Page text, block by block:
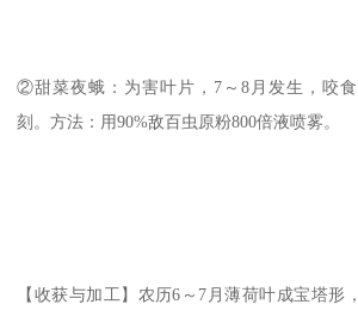
②甜菜夜蛾：为害叶片，7～8月发生，咬
刻。方法：用90%敌百虫原粉800倍液喷雾。
【收获与加工】农历6～7月薄荷叶成宝塔形